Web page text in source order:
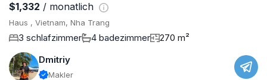
$1,332 / monatlich
Haus , Vietnam, Nha Trang
3 schlafzimmer 4 badezimmer
270 m²
Dmitriy
Makler